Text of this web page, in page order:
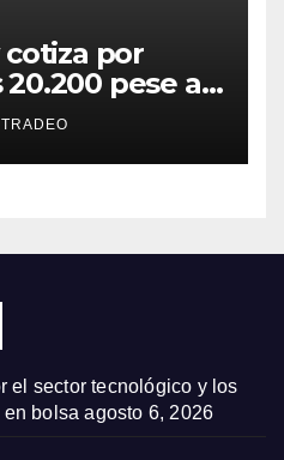
cotiza por
pese al
TRADEO
el sector tecnológico y los
bolsa agosto 6, 2026